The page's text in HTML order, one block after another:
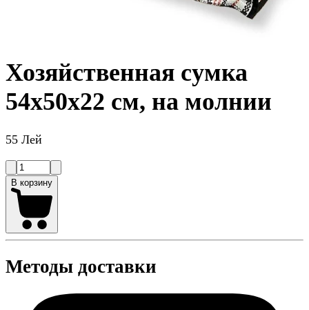
Хозяйственная сумка
54x50x22 см, на молнии
55 Лей
В корзину
Методы доставки